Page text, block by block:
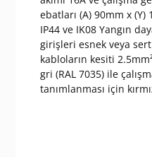
ebatları (A) 90mm x
IP44 ve IK08 Yangın
girişleri esnek veya
kabloların kesiti
gri (RAL 7035) ile
tanımlanması için